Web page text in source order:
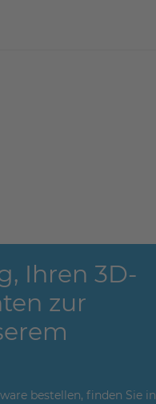
Ihren 3D-
zur
bestellen, finden Sie in